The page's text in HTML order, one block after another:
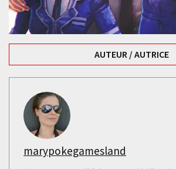
AUTEUR / AUTRICE
marypokegamesland